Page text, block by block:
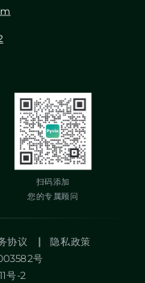
扫码添加
您的专属顾问
协议 |
隐私政策
号
号-2